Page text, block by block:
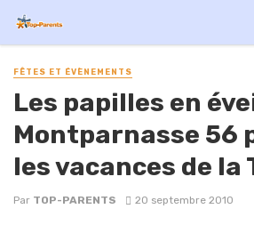
FÊTES ET ÉVÈNEMENTS
Les papilles en
Montparnasse 56
les vacances de la
Par TOP-PARENTS 20 septembre 2010